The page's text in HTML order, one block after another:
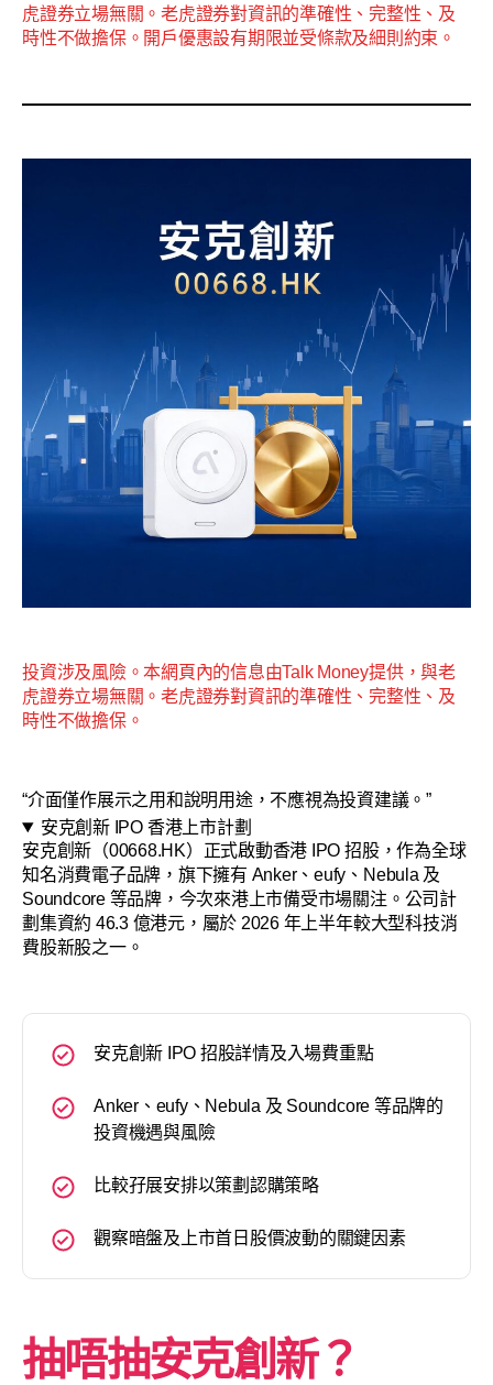
虎證券立場無關。老虎證券對資訊的準確性、完整性、及
時性不做擔保。開戶優惠設有期限並受條款及細則約束。
投資涉及風險。本網頁內的信息由Talk Money提供，與老
虎證券立場無關。老虎證券對資訊的準確性、完整性、及
時性不做擔保。
“介面僅作展示之用和說明用途，不應視為投資建議。”
安克創新 IPO 香港上市計劃
安克創新（00668.HK）正式啟動香港 IPO 招股，作為全球
知名消費電子品牌，旗下擁有 Anker、eufy、Nebula 及
Soundcore 等品牌，今次來港上市備受市場關注。公司計
劃集資約 46.3 億港元，屬於 2026 年上半年較大型科技消
費股新股之一。
安克創新 IPO 招股詳情及入場費重點
Anker、eufy、Nebula 及 Soundcore 等品牌的
投資機遇與風險
比較孖展安排以策劃認購策略
觀察暗盤及上市首日股價波動的關鍵因素
抽唔抽安克創新？